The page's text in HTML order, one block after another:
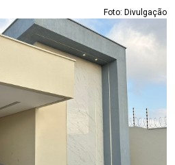
Foto: Divulgação